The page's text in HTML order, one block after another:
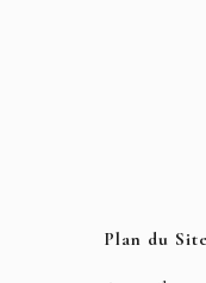
Plan du Site